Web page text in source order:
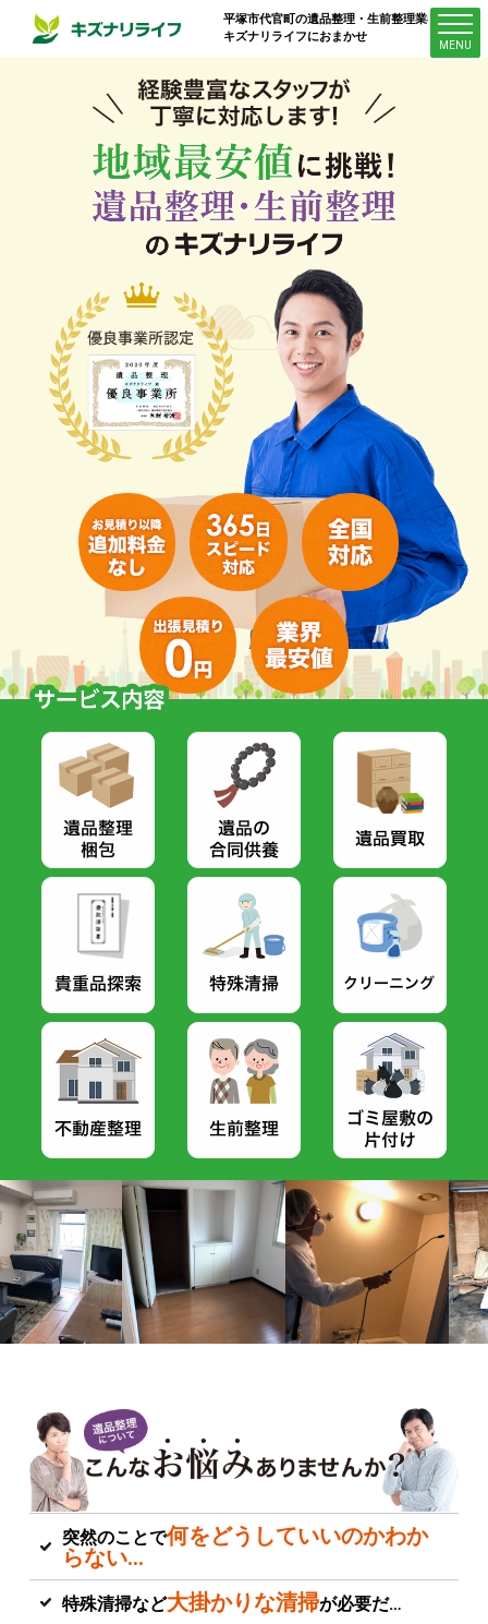
平塚市代官町の遺品整理・生前整理業者は
キズナリライフにおまかせ
突然のことで何をどうしていいのかわか
らない…
特殊清掃など大掛かりな清掃が必要だ…